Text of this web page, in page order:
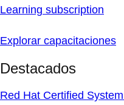
Learning subscription
Explorar capacitaciones
Destacados
Red Hat Certified